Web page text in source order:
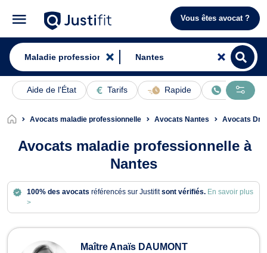
Vous êtes avocat ?
Aide de l'État Tarifs Rapide En ligne
Avocats maladie professionnelle Avocats Nantes Avocats
Avocats maladie professionnelle à
Nantes
100% des avocats référencés sur Justifitsont vérifiés. En savoir plus
>
Avocats en maladie professionnelle
Maître Anaïs DAUMONT